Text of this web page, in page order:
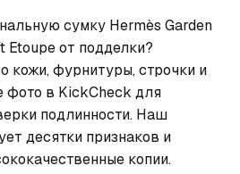
сумку Hermès Garden
от подделки?
кожи, фурнитуры, строчки и
фото в KickCheck для
подлинности. Наш
десятки признаков и
копии.